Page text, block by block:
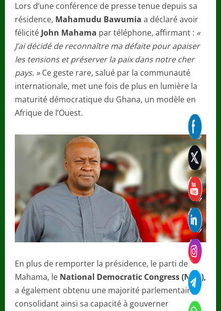
Lors d’une conférence de presse tenue depuis sa
résidence, Mahamudu Bawumia a déclaré avoir
félicité John Mahama par téléphone, affirmant : «
J’ai décidé de reconnaître ma défaite pour apaiser
les tensions et préserver la paix dans notre cher
pays. »Ce geste rare, salué par la communauté
internationale, met une fois de plus en lumière la
maturité démocratique du Ghana, un modèle en
Afrique de l’Ouest.
En plus de remporter la présidence, le parti de
Mahama, le National Democratic Congress (NDC),
a également obtenu une majorité parlementaire,
consolidant ainsi sa capacité à gouverner